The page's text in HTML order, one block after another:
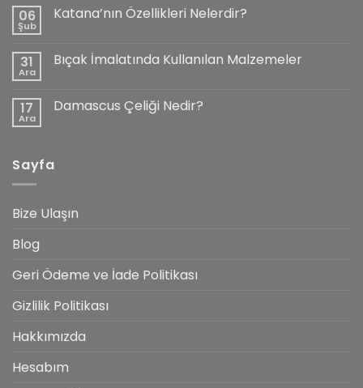
Bıçakları
Rehberi
06
Şub
Katana’nın Özellikleri Nelerdir?
Katana’nın
Özellikleri
Nelerdir?
31
Ara
Bıçak İmalatında Kullanılan Malzemeler
İmalatında
17
Ara
Damascus Çeliği Nedir?
Nedir?
Sayfa
Bize Ulaşın
Blog
Geri Ödeme ve İade Politikası
Gizlilik Politikası
Hakkımızda
Hesabım